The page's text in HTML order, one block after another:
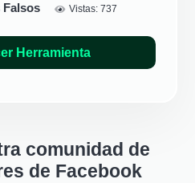
Vistas:737
Herramienta
comunidad de
de Facebook